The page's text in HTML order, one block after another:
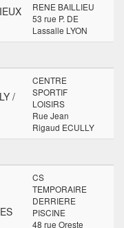
RENE BAILLIEU
53 rue P. DE
Lassalle LYON
/
CENTRE
SPORTIF
LOISIRS
Rue Jean
Rigaud ECULLY
CS
TEMPORAIRE
DERRIERE
PISCINE
48 rue Oreste